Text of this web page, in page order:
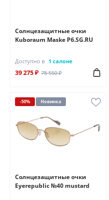
Солнцезащитные очки
Kuboraum Maske P6.SG.RU
Доступно в 1 салоне
39 275 ₽ 78 550 ₽
-50% Новинка
Солнцезащитные очки
Eyerepublic №40 mustard